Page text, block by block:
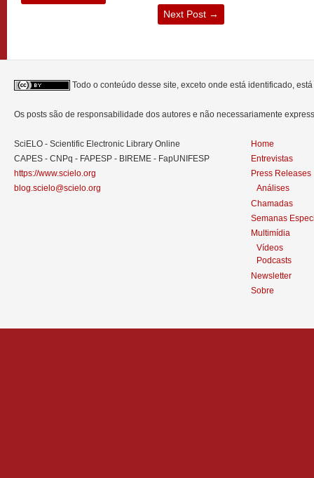
Next Post →
Todo o conteúdo desse site, exceto onde está identificado,
Os posts são de responsabilidade dos autores e não necessariamente
SciELO - Scientific Electronic Library Online
CAPES - CNPq - FAPESP - BIREME - FapUNIFESP
https://www.scielo.org
blog.scielo@scielo.org
Home
Entrevistas
Press Releases
Análises
Chamadas
Semanas
Multimídia
Vídeos
Podcasts
Newsletter
Sobre